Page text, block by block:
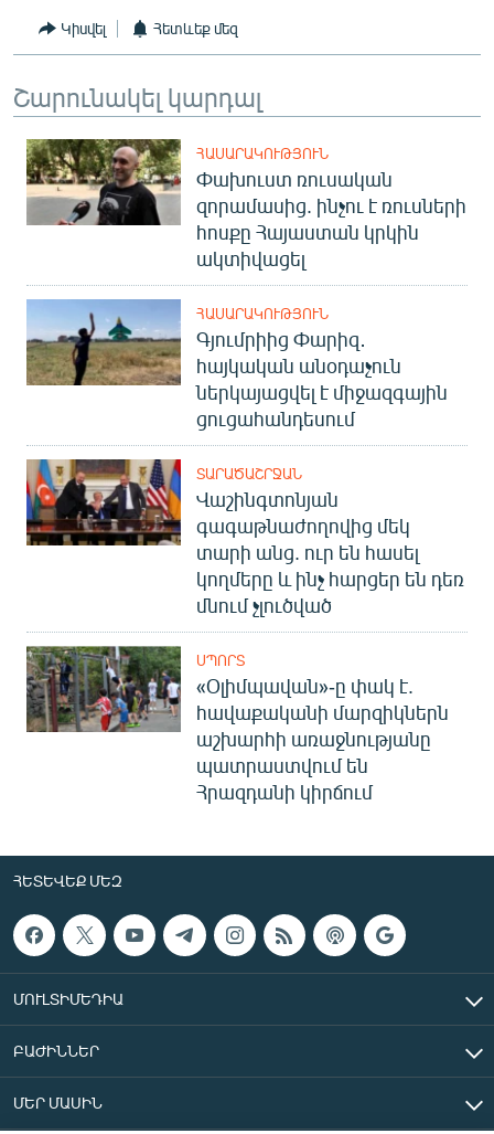
ՁԳՏԵԼՈՎ ԼԱՎԱԳՈՒՅՆԻՆ
Հայերեն
English
Русский
«Ազատության» բոլոր կայքերը
Կիսվել Հետևեք մեզ
Շարունակել կարդալ
ՀԱՍԱՐԱԿՈՒԹՅՈՒՆ
Փախուստ ռուսական
զորամասից. ինչու է ռուսների
հոսքը Հայաստան կրկին
ակտիվացել
ՀԱՍԱՐԱԿՈՒԹՅՈՒՆ
Գյումրիից Փարիզ․
հայկական անօդաչուն
ներկայացվել է միջազգային
ցուցահանդեսում
ՏԱՐԱԾԱՇՐՋԱՆ
Վաշինգտոնյան
գագաթնաժողովից մեկ
տարի անց. ուր են հասել
կողմերը և ինչ հարցեր են դեռ
մնում չլուծված
ՍՊՈՐՏ
«Օլիմպավան»-ը փակ է.
հավաքականի մարզիկներն
աշխարհի առաջնությանը
պատրաստվում են
Հրազդանի կիրճում
ՀԵՏԵՎԵՔ ՄԵԶ
ՄՈՒԼՏԻՄԵԴԻԱ
ԲԱԺԻՆՆԵՐ
ՄԵՐ ՄԱՍԻՆ